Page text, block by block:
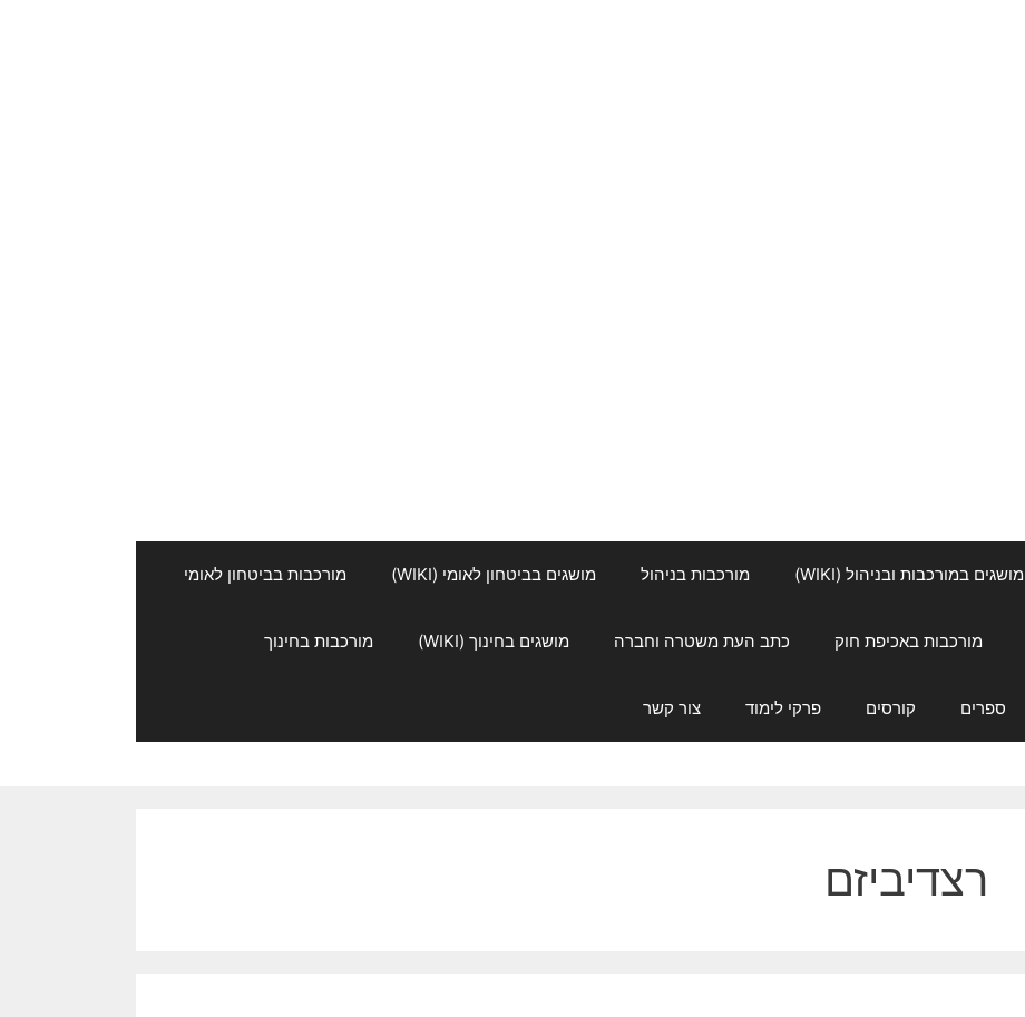
מושגים במורכבות ובניהול (WIKI) מורכבות בניהול מושגים בביטחון לאומי (WIKI) מורכבות בביטחון לאומי
מורכבות באכיפת חוק כתב העת משטרה וחברה מושגים בחינוך (WIKI) מורכבות בחינוך
ספרים קורסים פרקי לימוד צור קשר
רצדיביזם